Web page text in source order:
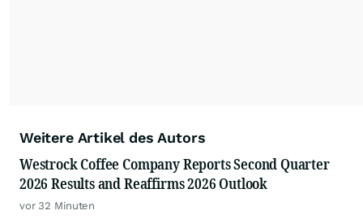
Weitere Artikel des Autors
Westrock Coffee Company Reports Second Quarter
2026 Results and Reaffirms 2026 Outlook
vor 32 Minuten